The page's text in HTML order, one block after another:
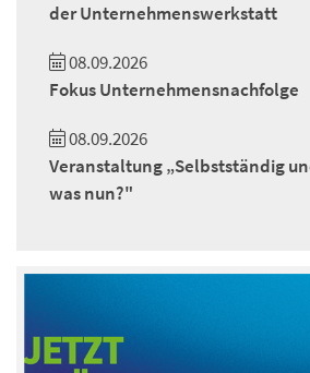
der Unternehmenswerkstatt
08.09.2026
Fokus Unternehmensnachfolge
08.09.2026
Veranstaltung „Selbstständig
was nun?"